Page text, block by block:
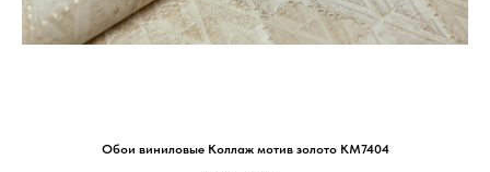
Обои виниловые Коллаж мотив золото KM7404